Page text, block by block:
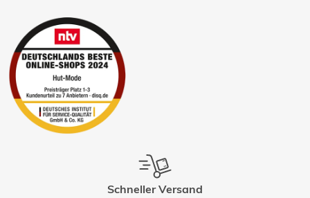
Schneller Versand